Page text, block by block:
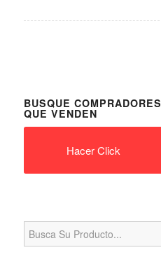
BUSQUE
QUE VENDEN
Hacer Click
Search
for: